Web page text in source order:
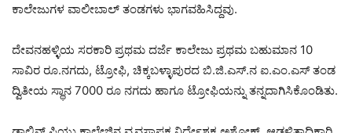
ಕಾಲೇಜುಗಳ ವಾಲೀಬಾಲ್ ತಂಡಗಳು ಭಾಗವಹಿಸಿದ್ದವು.
ದೇವನಹಳ್ಳಿಯ ಸರಕಾರಿ ಪ್ರಥಮ ದರ್ಜೆ ಕಾಲೇಜು ಪ್ರಥಮ ಬಹುಮಾನ 10
ಸಾವಿರ ರೂ.ನಗದು, ಟ್ರೋಫಿ, ಚಿಕ್ಕಬಳ್ಳಾಪುರದ ಬಿ.ಜಿ.ಎಸ್‌.ನ ಐ.ಎಂ.ಎಸ್ ತಂಡ
ದ್ವಿತೀಯ ಸ್ಥಾನ 7000 ರೂ ನಗದು ಹಾಗೂ ಟ್ರೋಫಿಯನ್ನು ತನ್ನದಾಗಿಸಿಕೊಂಡಿತು.